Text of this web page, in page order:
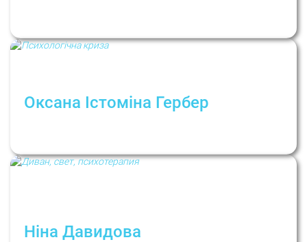
Оксана Істоміна Гербер
Ніна Давидова